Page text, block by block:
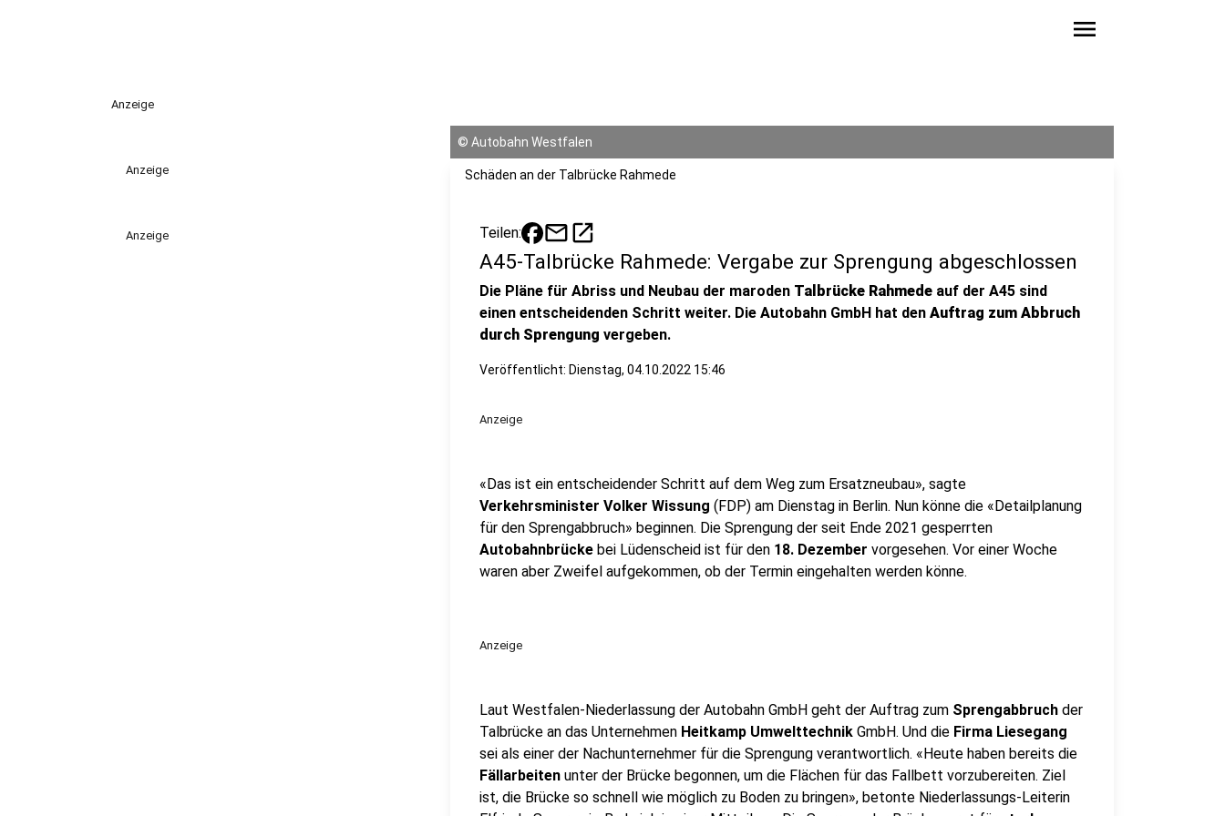
menu
Anzeige
Anzeige
Anzeige
© Autobahn Westfalen
Schäden an der Talbrücke Rahmede
Teilen: mailopen_in_new
A45-Talbrücke Rahmede: Vergabe zur Sprengung abgeschlossen
Die Pläne für Abriss und Neubau der maroden Talbrücke Rahmede auf der A45 sind
einen entscheidenden Schritt weiter. Die Autobahn GmbH hat den Auftrag zum Abbruch
durch Sprengung vergeben.
Veröffentlicht: Dienstag, 04.10.2022 15:46
Anzeige
«Das ist ein entscheidender Schritt auf dem Weg zum Ersatzneubau», sagte
Verkehrsminister Volker Wissung (FDP) am Dienstag in Berlin. Nun könne die «Detailplanung
für den Sprengabbruch» beginnen. Die Sprengung der seit Ende 2021 gesperrten
Autobahnbrücke bei Lüdenscheid ist für den 18. Dezember vorgesehen. Vor einer Woche
waren aber Zweifel aufgekommen, ob der Termin eingehalten werden könne.
Anzeige
Laut Westfalen-Niederlassung der Autobahn GmbH geht der Auftrag zum Sprengabbruch der
Talbrücke an das Unternehmen Heitkamp Umwelttechnik GmbH. Und die Firma Liesegang
sei als einer der Nachunternehmer für die Sprengung verantwortlich. «Heute haben bereits die
Fällarbeiten unter der Brücke begonnen, um die Flächen für das Fallbett vorzubereiten. Ziel
ist, die Brücke so schnell wie möglich zu Boden zu bringen», betonte Niederlassungs-Leiterin